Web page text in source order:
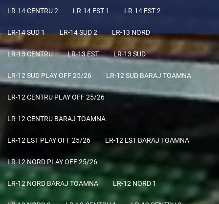
LR-14 CENTRU 2 LR-14 EST 1 LR-14 EST 2
LR-14 SUD 1 LR-14 SUD 2 LR-13 NORD
LR-13 CENTRU LR-13 EST LR-13 SUD
LR-12 SUD PLAY OFF 25/26 LR-12 SUD BARAJ TOAMNA
LR-12 CENTRU PLAY OFF 25/26
LR-12 CENTRU BARAJ TOAMNA
LR-12 EST PLAY OFF 25/26 LR-12 EST BARAJ TOAMNA
LR-12 NORD PLAY OFF 25/26
LR-12 NORD BARAJ TOAMNA LR-12 NORD 1